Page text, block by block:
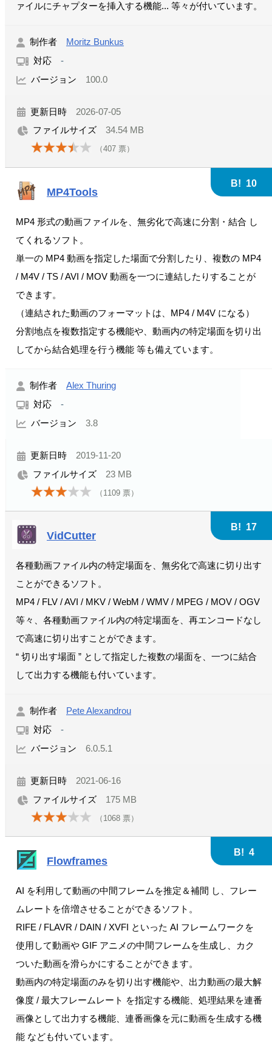
ァイルにチャプターを挿入する機能... 等々が付いています。
制作者 Moritz Bunkus
対応 -
バージョン 100.0
更新日時 2026-07-05
ファイルサイズ 34.54 MB
（407 票）
MP4Tools
B! 10
MP4 形式の動画ファイルを、無劣化で高速に分割・結合 し
てくれるソフト。
単一の MP4 動画を指定した場面で分割したり、複数の MP4
/ M4V / TS / AVI / MOV 動画を一つに連結したりすることが
できます。
（連結された動画のフォーマットは、MP4 / M4V になる）
分割地点を複数指定する機能や、動画内の特定場面を切り出
してから結合処理を行う機能 等も備えています。
制作者 Alex Thuring
対応 -
バージョン 3.8
更新日時 2019-11-20
ファイルサイズ 23 MB
（ 1109 票）
VidCutter
B! 17
各種動画ファイル内の特定場面を、無劣化で高速に切り出す
ことができるソフト。
MP4 / FLV / AVI / MKV / WebM / WMV / MPEG / MOV / OGV
等々、各種動画ファイル内の特定場面を、再エンコードなし
で高速に切り出すことができます。
“ 切り出す場面 ” として指定した複数の場面を、一つに結合
して出力する機能も付いています。
制作者 Pete Alexandrou
対応 -
バージョン 6.0.5.1
更新日時 2021-06-16
ファイルサイズ 175 MB
（ 1068 票）
Flowframes
B! 4
AI を利用して動画の中間フレームを推定＆補間 し、フレー
ムレートを倍増させることができるソフト。
RIFE / FLAVR / DAIN / XVFI といった AI フレームワークを
使用して動画や GIF アニメの中間フレームを生成し、カク
ついた動画を滑らかにすることができます。
動画内の特定場面のみを切り出す機能や、出力動画の最大解
像度 / 最大フレームレート を指定する機能、処理結果を連番
画像として出力する機能、連番画像を元に動画を生成する機
能 なども付いています。